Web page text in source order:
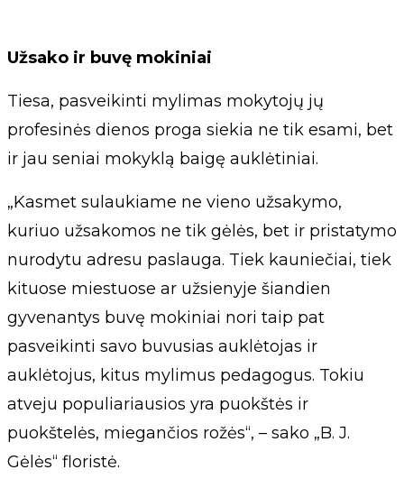
Užsako ir buvę mokiniai
Tiesa, pasveikinti mylimas mokytojų jų
profesinės dienos proga siekia ne tik esami, bet
ir jau seniai mokyklą baigę auklėtiniai.
„Kasmet sulaukiame ne vieno užsakymo,
kuriuo užsakomos ne tik gėlės, bet ir pristatymo
nurodytu adresu paslauga. Tiek kauniečiai, tiek
kituose miestuose ar užsienyje šiandien
gyvenantys buvę mokiniai nori taip pat
pasveikinti savo buvusias auklėtojas ir
auklėtojus, kitus mylimus pedagogus. Tokiu
atveju populiariausios yra puokštės ir
puokštelės, miegančios rožės“, – sako „B. J.
Gėlės“ floristė.